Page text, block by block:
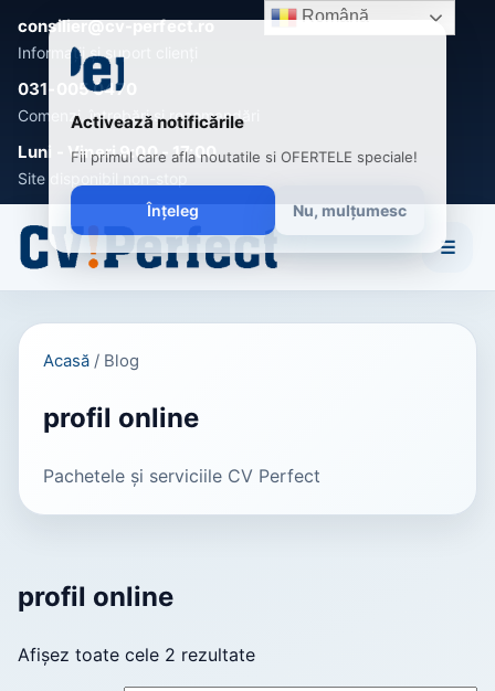
consilier@cv-perfect.ro
Informații și suport clienți
031-005 0470
Comenzi, întrebări și recomandări
Luni - Vineri 9:00 - 17:00
Site disponibil non-stop
☰
Acasă / Blog
profil online
Pachetele și serviciile CV Perfect
profil online
Afișez toate cele 2 rezultate
Română
Activează notificările
Fii primul care afla noutatile si OFERTELE speciale!
Înțeleg Nu, mulțumesc